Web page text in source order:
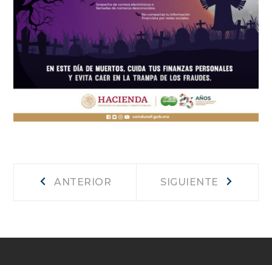
Navegación
entradas
ANTERIOR SIGUIENTE